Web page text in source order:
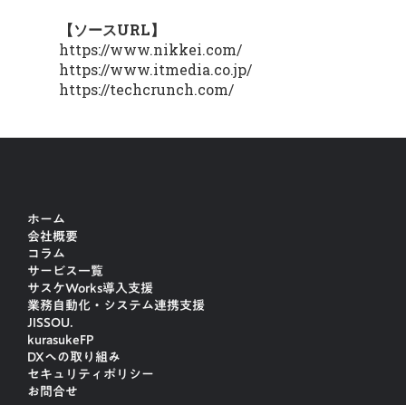
【ソースURL】
https://www.nikkei.com/
https://www.itmedia.co.jp/
https://techcrunch.com/
ホーム
会社概要
コラム
サービス一覧
サスケWorks導入支援
業務自動化・システム連携支援
JISSOU.
kurasukeFP
DXへの取り組み
セキュリティポリシー
お問合せ